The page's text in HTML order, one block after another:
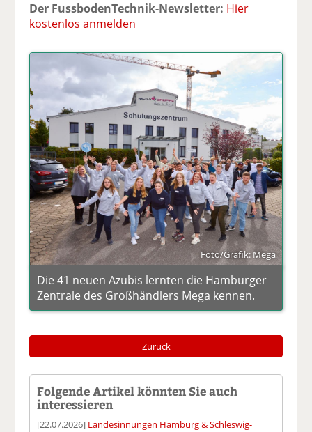
Der FussbodenTechnik-Newsletter: Hier
kostenlos anmelden
Foto/Grafik: Mega
Die 41 neuen Azubis lernten die Hamburger
Zentrale des Großhändlers Mega kennen.
Zurück
Folgende Artikel könnten Sie auch
interessieren
[22.07.2026] Landesinnungen Hamburg & Schleswig-